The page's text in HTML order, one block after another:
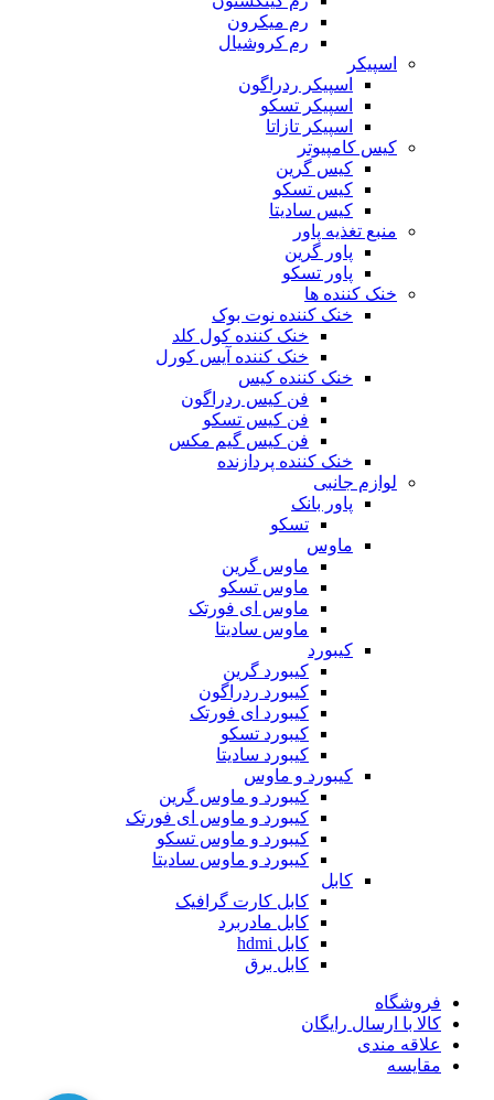
رم میکرون
رم کروشیال
اسپیکر
اسپیکر ردراگون
اسپیکر تسکو
اسپیکر تازاتا
کیس کامپیوتر
کیس گرین
کیس تسکو
کیس سادیتا
منبع تغذیه‌ پاور
پاور گرین
پاور تسکو
خنک کننده ها
خنک کننده نوت بوک
خنک کننده کول کلد
خنک کننده آیس کورل
خنک کننده کیس
فن کیس ردراگون
فن کیس تسکو
فن کیس گیم مکس
خنک کننده پردازنده
لوازم جانبی
پاور بانک
تسکو
ماوس
ماوس گرین
ماوس تسکو
ماوس ای فورتک
ماوس سادیتا
کیبورد
کیبورد گرین
کیبورد ردراگون
کیبورد ای فورتک
کیبورد تسکو
کیبورد سادیتا
کیبورد و ماوس
کیبورد و ماوس گرین
کیبورد و ماوس ای فورتک
کیبورد و ماوس تسکو
کیبورد و ماوس سادیتا
کابل
کابل کارت گرافیک
کابل مادربرد
کابل hdmi
کابل برق
فروشگاه
کالا با ارسال رایگان
علاقه مندی
مقایسه